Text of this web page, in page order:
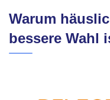
Warum
bessere Wahl